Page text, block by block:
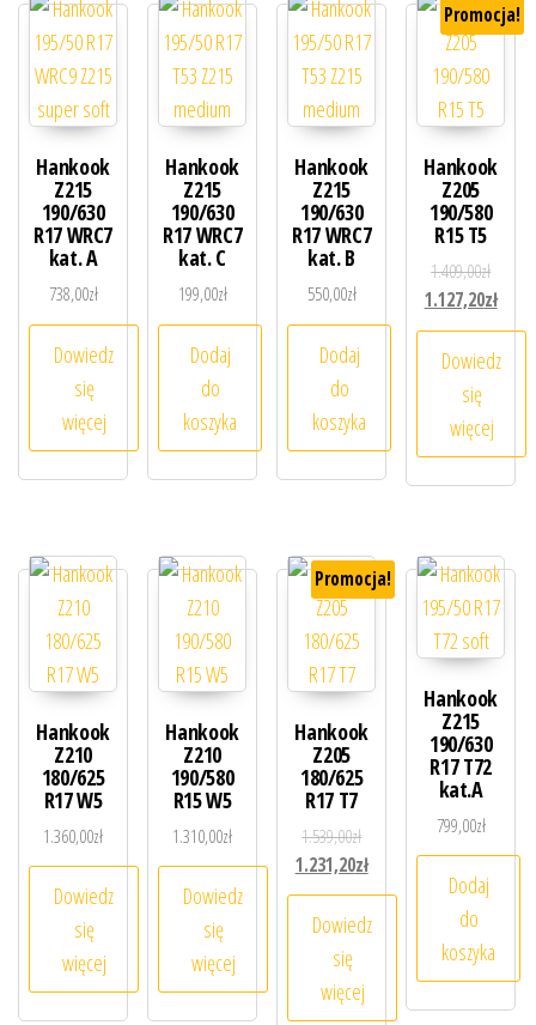
Hankook
Z215
190/630
R17 WRC7
kat. A
738,00zł
Dowiedz
się
więcej
Hankook
Z215
190/630
R17 WRC7
kat. C
199,00zł
Dodaj
do
koszyka
Hankook
Z215
190/630
R17 WRC7
kat. B
550,00zł
Dodaj
do
koszyka
Promocja!
Hankook
Z205
190/580
R15 T5
1.409,00zł
1.127,20zł
Dowiedz
się
więcej
Hankook
Z210
180/625
R17 W5
1.360,00zł
Dowiedz
się
więcej
Hankook
Z210
190/580
R15 W5
1.310,00zł
Dowiedz
się
więcej
Promocja!
Hankook
Z205
180/625
R17 T7
1.539,00złPierwotna cena wynosiła:
1.231,20złAktualna cena wynosi:
Dowiedz
się
więcej
Hankook
Z215
190/630
R17 T72
kat.A
799,00zł
Dodaj
do
koszyka